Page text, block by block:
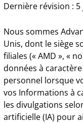
Dernière révision : 5
Nous sommes
Unis, dont le siège
filiales (« AMD », «
données à
personnel lorsque
vos Informations à
les divulgations
artificielle (IA) pour